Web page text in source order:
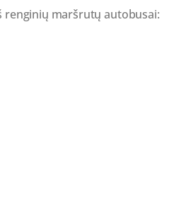
renginių maršrutų autobusai: